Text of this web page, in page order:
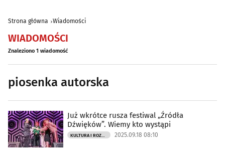
Strona główna Wiadomości
WIADOMOŚCI
Znaleziono 1 wiadomość
piosenka autorska
Już wkrótce rusza festiwal „Źródła
Dźwięków”. Wiemy kto wystąpi
KULTURA I ROZRYWKA 2025.09.18 08:10